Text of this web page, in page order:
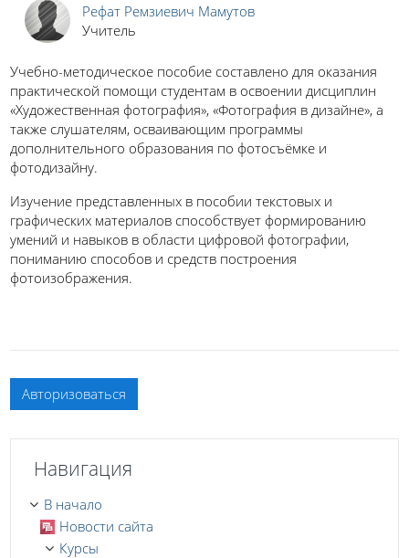
Рефат Ремзиевич Мамутов
Учитель
Учебно-методическое пособие составлено для оказания
практической помощи студентам в освоении дисциплин
«Художественная фотография», «Фотография в дизайне», а
также слушателям, осваивающим программы
дополнительного образования по фотосъёмке и
фотодизайну.
Изучение представленных в пособии текстовых и
графических материалов способствует формированию
умений и навыков в области цифровой фотографии,
пониманию способов и средств построения
фотоизображения.
Авторизоваться
Навигация
В начало
Новости сайта
Курсы